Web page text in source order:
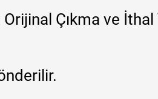
Çıkma ve İthal